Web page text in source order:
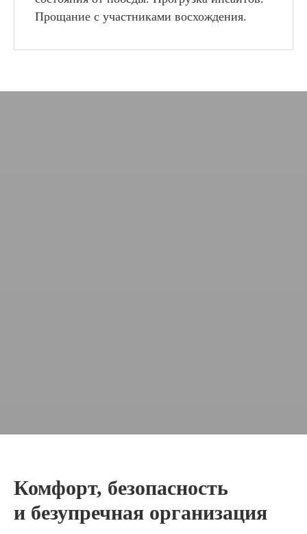
Прощание с участниками восхождения.
Комфорт, безопасность
и безупречная организация